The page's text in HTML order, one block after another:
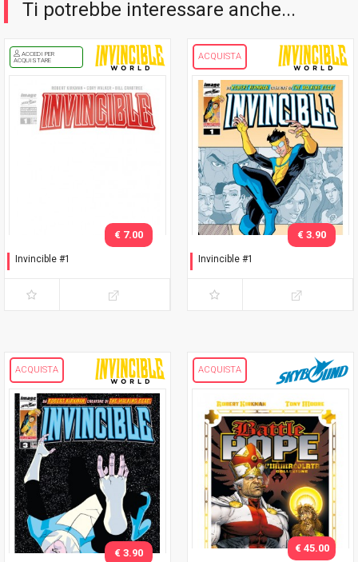
Ti potrebbe interessare anche...
ACCEDI PER
ACQUISTARE
Invincible #1
Rosso
€ 7.00
ACQUISTA
Invincible #1
€ 3.90
ACQUISTA
€ 3.90
ACQUISTA
€ 45.00